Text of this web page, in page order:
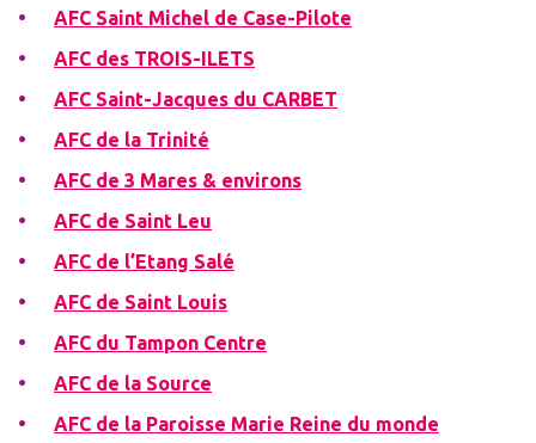
AFC Saint Michel de Case-Pilote
AFC des TROIS-ILETS
AFC Saint-Jacques du CARBET
AFC de la Trinité
AFC de 3 Mares & environs
AFC de Saint Leu
AFC de l’Etang Salé
AFC de Saint Louis
AFC du Tampon Centre
AFC de la Source
AFC de la Paroisse Marie Reine du monde